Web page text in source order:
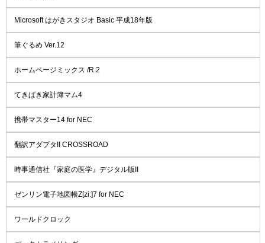
Microsoft はがきスタジオ Basic 平成18年版
筆ぐるめ Ver.12
ホームページミックス /R.2
てきぱき家計簿マム4
携帯マスター14 for NEC
翻訳アダプタII CROSSROAD
時事通信社『家庭の医学』デジタル版II
ゼンリン電子地図帳Z[zi:]7 for NEC
ワールドクロック